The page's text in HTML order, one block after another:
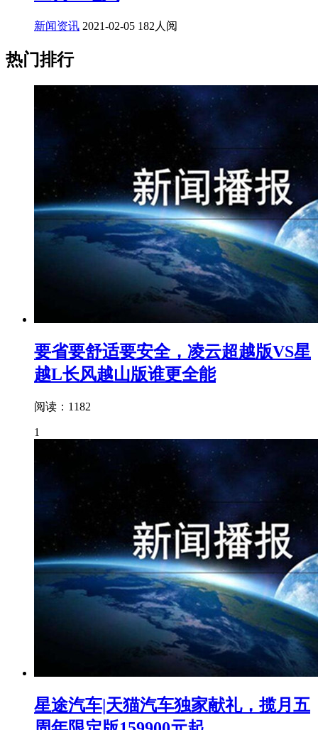
新闻资讯 2021-02-05 182人阅
热门排行
要省要舒适要安全，凌云超越版VS星
越L长风越山版谁更全能
阅读：1182
1
星途汽车|天猫汽车独家献礼，揽月五